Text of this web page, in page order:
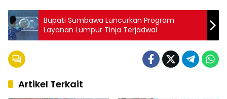
Bupati Sumbawa Luncurkan Program
Layanan Lumpur Tinja Terjadwal
Artikel Terkait